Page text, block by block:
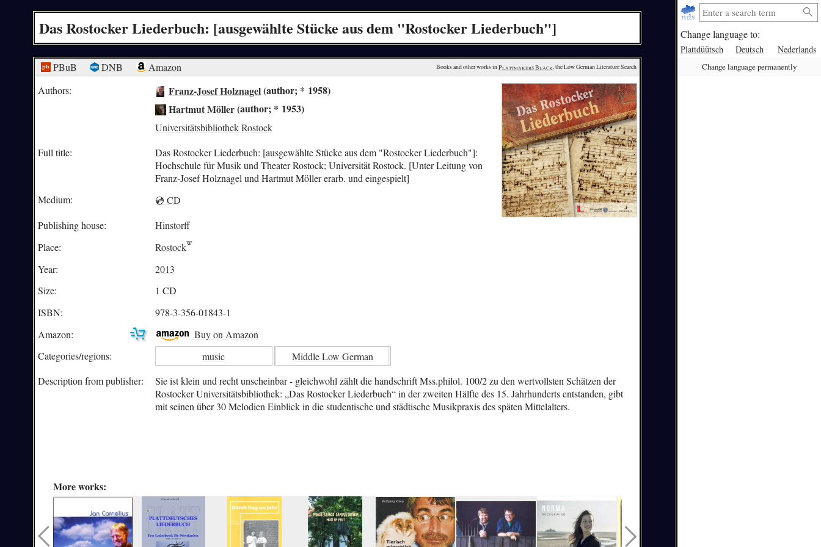
Change language to:
Plattdüütsch Deutsch Nederlands
Change language permanently
Das Rostocker Liederbuch: [ausgewählte Stücke aus dem "Rostocker Liederbuch"]
PBuB DNB Amazon Books and other works in Plattmakers Black, the Low German Literature Search
Authors: Franz-Josef Holznagel(author; * 1958)
Hartmut Möller(author; * 1953)
Universitätsbibliothek Rostock
Full title:
Das Rostocker Liederbuch: [ausgewählte Stücke aus dem "Rostocker Liederbuch"]:
Hochschule für Musik und Theater Rostock; Universität Rostock. [Unter Leitung von
Franz-Josef Holznagel und Hartmut Möller erarb. und eingespielt]
Medium:
💿 CD
Publishing house:
Hinstorff
Place:
Rostock
Year:
2013
Size:
1 CD
ISBN:
978-3-356-01843-1
Amazon:
Buy on Amazon
Categories/regions: music
Middle Low German
Description from publisher:
Sie ist klein und recht unscheinbar - gleichwohl zählt die handschrift Mss.philol. 100/2 zu den wertvollsten Schätzen der
Rostocker Universitätsbibliothek: „Das Rostocker Liederbuch“ in der zweiten Hälfte des 15. Jahrhunderts entstanden, gibt
mit seinen über 30 Melodien Einblick in die studentische und städtische Musikpraxis des späten Mittelalters.
More works: